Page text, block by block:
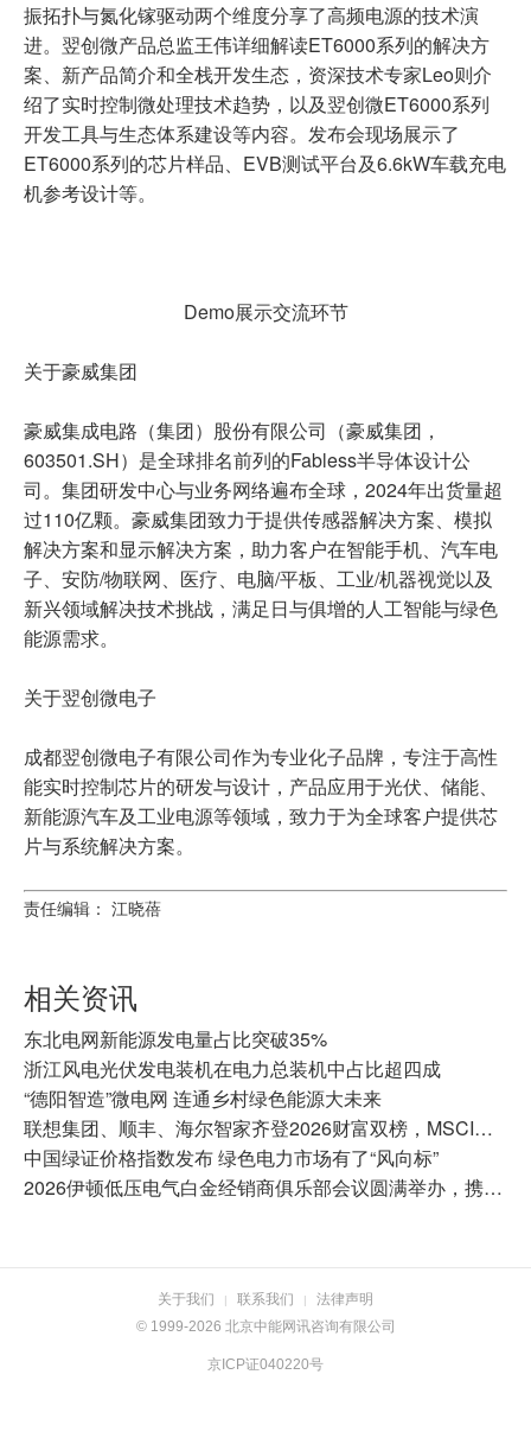
振拓扑与氮化镓驱动两个维度分享了高频电源的技术演
进。翌创微产品总监王伟详细解读ET6000系列的解决方
案、新产品简介和全栈开发生态，资深技术专家Leo则介
绍了实时控制微处理技术趋势，以及翌创微ET6000系列
开发工具与生态体系建设等内容。发布会现场展示了
ET6000系列的芯片样品、EVB测试平台及6.6kW车载充电
机参考设计等。
Demo展示交流环节
关于豪威集团
豪威集成电路（集团）股份有限公司（豪威集团，
603501.SH）是全球排名前列的Fabless半导体设计公
司。集团研发中心与业务网络遍布全球，2024年出货量超
过110亿颗。豪威集团致力于提供传感器解决方案、模拟
解决方案和显示解决方案，助力客户在智能手机、汽车电
子、安防/物联网、医疗、电脑/平板、工业/机器视觉以及
新兴领域解决技术挑战，满足日与俱增的人工智能与绿色
能源需求。
关于翌创微电子
成都翌创微电子有限公司作为专业化子品牌，专注于高性
能实时控制芯片的研发与设计，产品应用于光伏、储能、
新能源汽车及工业电源等领域，致力于为全球客户提供芯
片与系统解决方案。
责任编辑： 江晓蓓
相关资讯
东北电网新能源发电量占比突破35%
浙江风电光伏发电装机在电力总装机中占比超四成
“德阳智造”微电网 连通乡村绿色能源大未来
联想集团、顺丰、海尔智家齐登2026财富双榜，MSCI均达AA及以上
中国绿证价格指数发布 绿色电力市场有了“风向标”
2026伊顿低压电气白金经销商俱乐部会议圆满举办，携手共拓增长新蓝海
关于我们 | 联系我们 |
法律声明
© 1999-2026 北京中能网讯咨询有限公司
京ICP证040220号